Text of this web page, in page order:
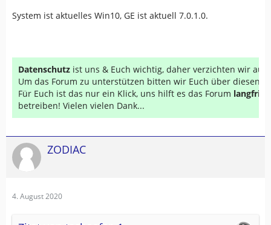
System ist aktuelles Win10, GE ist aktuell 7.0.1.0.
Datenschutz ist uns & Euch wichtig, daher verzichten wir auf
Um das Forum zu unterstützen bitten wir Euch über diesen
Für Euch ist das nur ein Klick, uns hilft es das Forum
betreiben! Vielen vielen Dank...
ZODIAC
4. August 2020